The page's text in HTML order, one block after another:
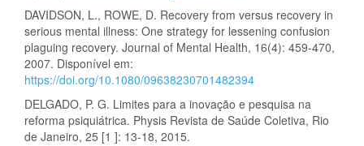
DAVIDSON, L., ROWE, D. Recovery from versus recovery in
serious mental illness: One strategy for lessening confusion
plaguing recovery. Journal of Mental Health, 16(4): 459-470,
2007. Disponível em:
https://doi.org/10.1080/09638230701482394
DELGADO, P. G. Limites para a inovação e pesquisa na
reforma psiquiátrica. Physis Revista de Saúde Coletiva, Rio
de Janeiro, 25 [1 ]: 13-18, 2015.